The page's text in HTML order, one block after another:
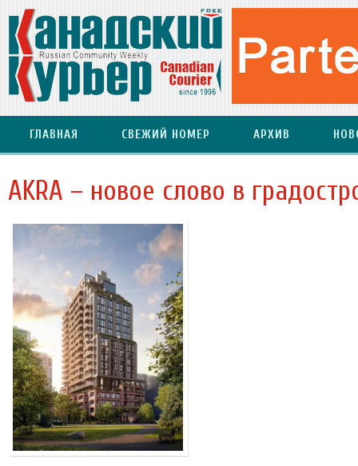
ГЛАВНАЯ СВЕЖИЙ НОМЕР АРХИВ
AKRA – новое слово в